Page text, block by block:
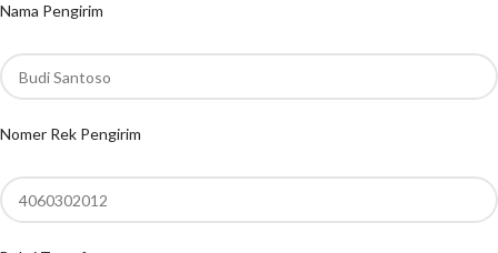
Nama Pengirim
Nomer Rek Pengirim